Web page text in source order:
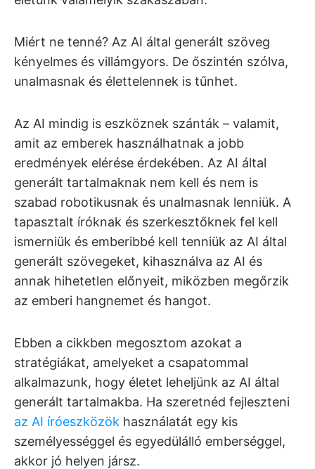
Miért ne tenné? Az AI által generált szöveg
kényelmes és villámgyors. De őszintén szólva,
unalmasnak és élettelennek is tűnhet.
Az AI mindig is eszköznek szánták – valamit,
amit az emberek használhatnak a jobb
eredmények elérése érdekében. Az AI által
generált tartalmaknak nem kell és nem is
szabad robotikusnak és unalmasnak lenniük. A
tapasztalt íróknak és szerkesztőknek fel kell
ismerniük és emberibbé kell tenniük az AI által
generált szövegeket, kihasználva az AI és
annak hihetetlen előnyeit, miközben megőrzik
az emberi hangnemet és hangot.
Ebben a cikkben megosztom azokat a
stratégiákat, amelyeket a csapatommal
alkalmazunk, hogy életet leheljünk az AI által
generált tartalmakba. Ha szeretnéd fejleszteni
az AI íróeszközök használatát egy kis
személyességgel és egyedülálló emberséggel,
akkor jó helyen jársz.